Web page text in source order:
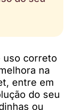
uso correto
na
entre em
do seu
ou